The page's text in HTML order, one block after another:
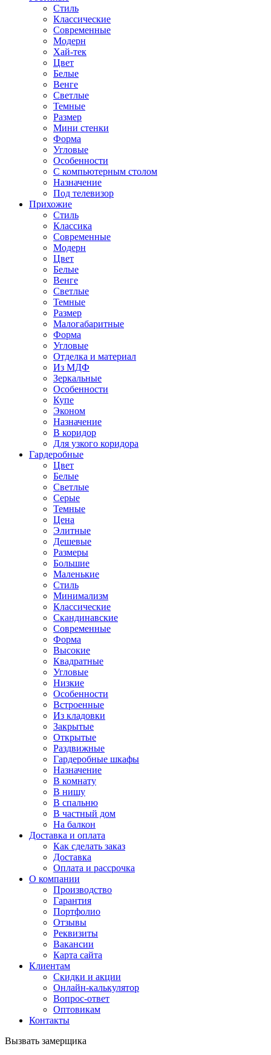
Стиль
Классические
Современные
Модерн
Хай-тек
Цвет
Белые
Венге
Светлые
Темные
Размер
Мини стенки
Форма
Угловые
Особенности
С компьютерным столом
Назначение
Под телевизор
Прихожие
Стиль
Классика
Современные
Модерн
Цвет
Белые
Венге
Светлые
Темные
Размер
Малогабаритные
Форма
Угловые
Отделка и материал
Из МДФ
Зеркальные
Особенности
Купе
Эконом
Назначение
В коридор
Для узкого коридора
Гардеробные
Цвет
Белые
Светлые
Серые
Темные
Цена
Элитные
Дешевые
Размеры
Большие
Маленькие
Стиль
Минимализм
Классические
Скандинавские
Современные
Форма
Высокие
Квадратные
Угловые
Низкие
Особенности
Встроенные
Из кладовки
Закрытые
Открытые
Раздвижные
Гардеробные шкафы
Назначение
В комнату
В нишу
В спальню
В частный дом
На балкон
Доставка и оплата
Как сделать заказ
Доставка
Оплата и рассрочка
О компании
Производство
Гарантия
Портфолио
Отзывы
Реквизиты
Вакансии
Карта сайта
Клиентам
Скидки и акции
Онлайн-калькулятор
Вопрос-ответ
Оптовикам
Контакты
Вызвать замерщика